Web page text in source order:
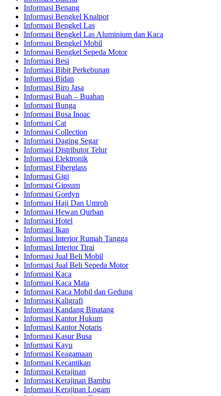
Informasi Benang
Informasi Bengkel Knalpot
Informasi Bengkel Las
Informasi Bengkel Las Aluminium dan Kaca
Informasi Bengkel Mobil
Informasi Bengkel Sepeda Motor
Informasi Besi
Informasi Bibit Perkebunan
Informasi Bidan
Informasi Biro Jasa
Informasi Buah – Buahan
Informasi Bunga
Informasi Busa Inoac
Informasi Cat
Informasi Collection
Informasi Daging Segar
Informasi Distributor Telur
Informasi Elektronik
Informasi Fiberglass
Informasi Gigi
Informasi Gipsum
Informasi Gordyn
Informasi Haji Dan Umroh
Informasi Hewan Qurban
Informasi Hotel
Informasi Ikan
Informasi Interior Rumah Tangga
Informasi Interior Tirai
Informasi Jual Beli Mobil
Informasi Jual Beli Sepeda Motor
Informasi Kaca
Informasi Kaca Mata
Informasi Kaca Mobil dan Gedung
Informasi Kaligrafi
Informasi Kandang Binatang
Informasi Kantor Hukum
Informasi Kantor Notaris
Informasi Kasur Busa
Informasi Kayu
Informasi Keagamaan
Informasi Kecantikan
Informasi Kerajinan
Informasi Kerajinan Bambu
Informasi Kerajinan Logam